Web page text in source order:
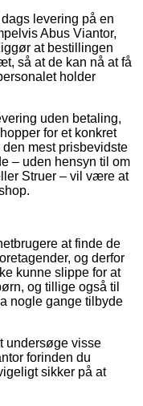
levering på en
Abus Viantor,
at bestillingen
så at de kan nå at få
holder
uden betaling,
for et konkret
mest prisbevidste
– uden hensyn til om
Struer – vil være at
at finde de
og derfor
kunne slippe for at
og tillige også til
nogle gange tilbyde
undersøge visse
forinden du
sikker på at